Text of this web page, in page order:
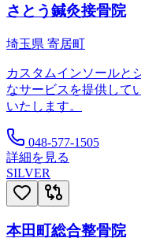
さとう鍼灸接骨院
埼玉県 寄居町
カスタムインソールと
なサービスを提供して
いたします。
048-577-1505
詳細を見る
SILVER
本田町総合整骨院